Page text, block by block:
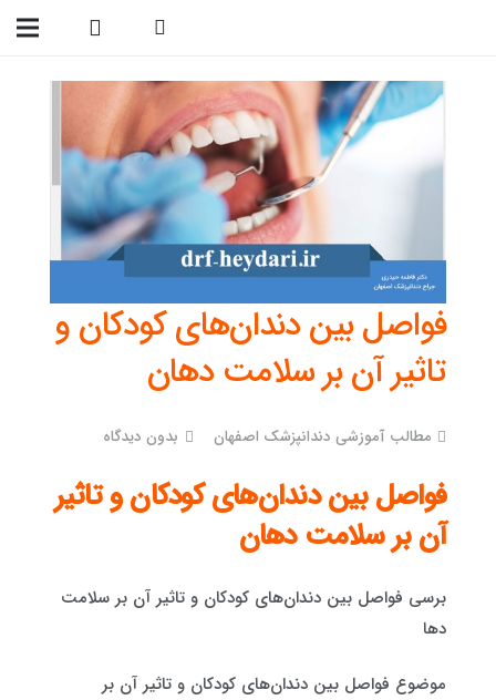
فواصل بین دندان‌های کودکان و
تاثیر آن بر سلامت دهان
مطالب آموزشی دندانپزشک اصفهان بدون دیدگاه
فواصل بین دندان‌های کودکان و تاثیر
آن بر سلامت دهان
برسی فواصل بین دندان‌های کودکان و تاثیر آن بر سلامت
دها
موضوع فواصل بین دندان‌های کودکان و تاثیر آن بر